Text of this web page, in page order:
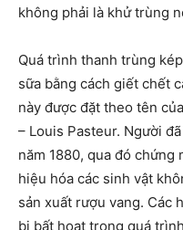
không phải là khử trùng
Quá trình thanh trùng
sữa bằng cách giết chết
này được đặt theo tên
– Louis Pasteur. Người
năm 1880, qua đó
hiệu hóa các sinh vật
sản xuất rượu vang. Các
bị bất hoạt trong quá